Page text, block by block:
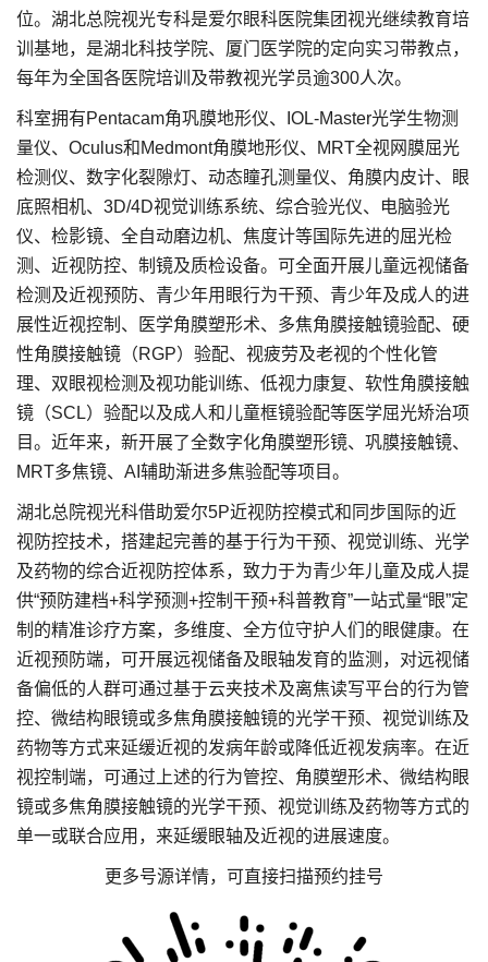
位。湖北总院视光专科是爱尔眼科医院集团视光继续教育培
训基地，是湖北科技学院、厦门医学院的定向实习带教点，
每年为全国各医院培训及带教视光学员逾300人次。
科室拥有Pentacam角巩膜地形仪、IOL-Master光学生物测
量仪、Oculus和Medmont角膜地形仪、MRT全视网膜屈光
检测仪、数字化裂隙灯、动态瞳孔测量仪、角膜内皮计、眼
底照相机、3D/4D视觉训练系统、综合验光仪、电脑验光
仪、检影镜、全自动磨边机、焦度计等国际先进的屈光检
测、近视防控、制镜及质检设备。可全面开展儿童远视储备
检测及近视预防、青少年用眼行为干预、青少年及成人的进
展性近视控制、医学角膜塑形术、多焦角膜接触镜验配、硬
性角膜接触镜（RGP）验配、视疲劳及老视的个性化管
理、双眼视检测及视功能训练、低视力康复、软性角膜接触
镜（SCL）验配以及成人和儿童框镜验配等医学屈光矫治项
目。近年来，新开展了全数字化角膜塑形镜、巩膜接触镜、
MRT多焦镜、AI辅助渐进多焦验配等项目。
湖北总院视光科借助爱尔5P近视防控模式和同步国际的近
视防控技术，搭建起完善的基于行为干预、视觉训练、光学
及药物的综合近视防控体系，致力于为青少年儿童及成人提
供“预防建档+科学预测+控制干预+科普教育”一站式量“眼”定
制的精准诊疗方案，多维度、全方位守护人们的眼健康。在
近视预防端，可开展远视储备及眼轴发育的监测，对远视储
备偏低的人群可通过基于云夹技术及离焦读写平台的行为管
控、微结构眼镜或多焦角膜接触镜的光学干预、视觉训练及
药物等方式来延缓近视的发病年龄或降低近视发病率。在近
视控制端，可通过上述的行为管控、角膜塑形术、微结构眼
镜或多焦角膜接触镜的光学干预、视觉训练及药物等方式的
单一或联合应用，来延缓眼轴及近视的进展速度。
更多号源详情，可直接扫描预约挂号